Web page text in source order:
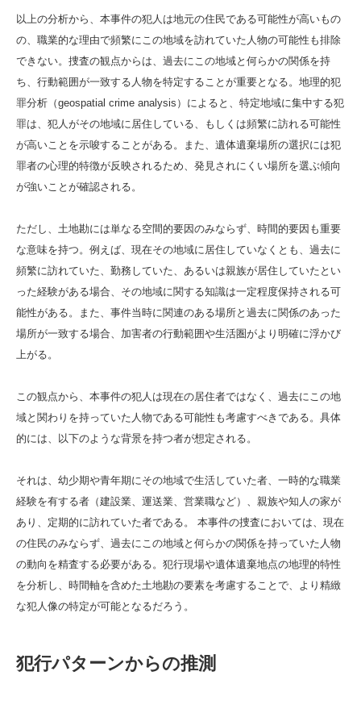
以上の分析から、本事件の犯人は地元の住民である可能性が高いもの
の、職業的な理由で頻繁にこの地域を訪れていた人物の可能性も排除
できない。捜査の観点からは、過去にこの地域と何らかの関係を持
ち、行動範囲が一致する人物を特定することが重要となる。地理的犯
罪分析（geospatial crime analysis）によると、特定地域に集中する犯
罪は、犯人がその地域に居住している、もしくは頻繁に訪れる可能性
が高いことを示唆することがある。また、遺体遺棄場所の選択には犯
罪者の心理的特徴が反映されるため、発見されにくい場所を選ぶ傾向
が強いことが確認される。
ただし、土地勘には単なる空間的要因のみならず、時間的要因も重要
な意味を持つ。例えば、現在その地域に居住していなくとも、過去に
頻繁に訪れていた、勤務していた、あるいは親族が居住していたとい
った経験がある場合、その地域に関する知識は一定程度保持される可
能性がある。また、事件当時に関連のある場所と過去に関係のあった
場所が一致する場合、加害者の行動範囲や生活圏がより明確に浮かび
上がる。
この観点から、本事件の犯人は現在の居住者ではなく、過去にこの地
域と関わりを持っていた人物である可能性も考慮すべきである。具体
的には、以下のような背景を持つ者が想定される。
それは、幼少期や青年期にその地域で生活していた者、一時的な職業
経験を有する者（建設業、運送業、営業職など）、親族や知人の家が
あり、定期的に訪れていた者である。 本事件の捜査においては、現在
の住民のみならず、過去にこの地域と何らかの関係を持っていた人物
の動向を精査する必要がある。犯行現場や遺体遺棄地点の地理的特性
を分析し、時間軸を含めた土地勘の要素を考慮することで、より精緻
な犯人像の特定が可能となるだろう。
犯行パターンからの推測